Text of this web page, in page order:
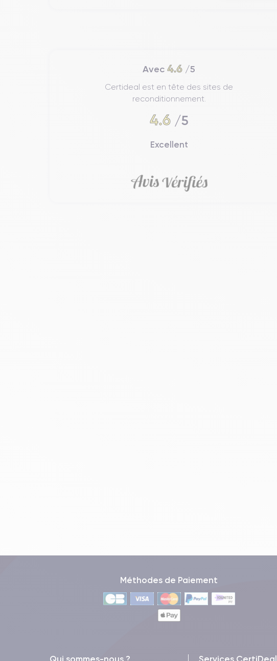
Avec4.6 /5
Certideal est en tête des sites de
reconditionnement.
4.6/5
Excellent
Méthodes de Paiement
Qui sommes-nous ? Services CertiDeal